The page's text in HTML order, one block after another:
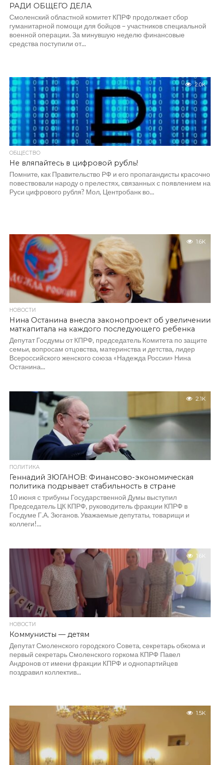
РАДИ ОБЩЕГО ДЕЛА
Смоленский областной комитет КПРФ продолжает сбор
гуманитарной помощи для бойцов – участников специальной
военной операции. За минувшую неделю финансовые
средства поступили от...
2.0K
ОБЩЕСТВО
Не вляпайтесь в цифровой рубль!
Помните, как Правительство РФ и его пропагандисты красочно
повествовали народу о прелестях, связанных с появлением на
Руси цифрового рубля? Мол, Центробанк во...
1.6K
НОВОСТИ
Нина Останина внесла законопроект об увеличении
маткапитала на каждого последующего ребенка
Депутат Госдумы от КПРФ, председатель Комитета по защите
семьи, вопросам отцовства, материнства и детства, лидер
Всероссийского женского союза «Надежда России» Нина
Останина...
2.1K
ПОЛИТИКА
Геннадий ЗЮГАНОВ: Финансово-экономическая
политика подрывает стабильность в стране
10 июня с трибуны Государственной Думы выступил
Председатель ЦК КПРФ, руководитель фракции КПРФ в
Госдуме Г.А. Зюганов. Уважаемые депутаты, товарищи и
коллеги!...
1.6K
НОВОСТИ
Коммунисты — детям
Депутат Смоленского городского Совета, секретарь обкома и
первый секретарь Смоленского горкома КПРФ Павел
Андронов от имени фракции КПРФ и однопартийцев
поздравил коллектив...
1.5K